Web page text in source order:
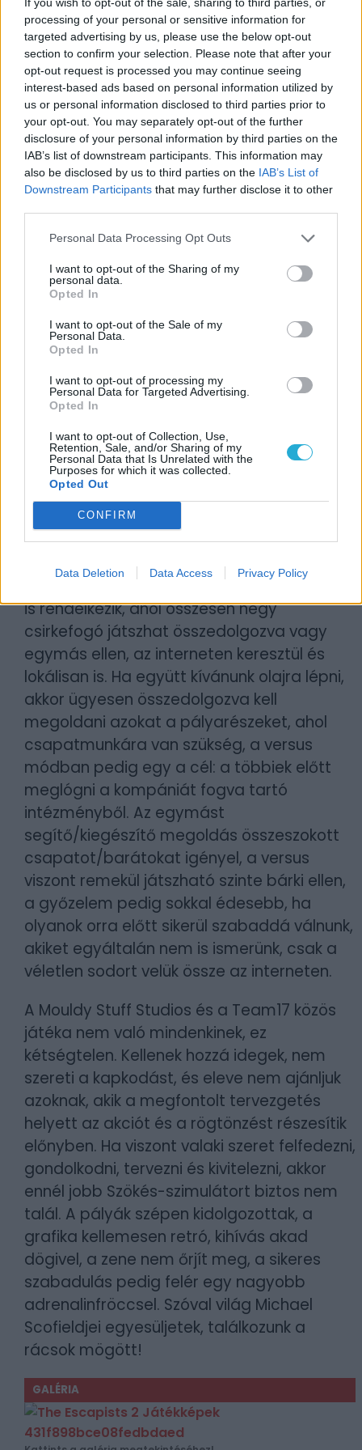
processing of your personal or sensitive information for
targeted advertising by us, please use the below opt-out
section to confirm your selection. Please note that after your
opt-out request is processed you may continue seeing
interest-based ads based on personal information utilized by
us or personal information disclosed to third parties prior to
your opt-out. You may separately opt-out of the further
disclosure of your personal information by third parties on the
IAB’s list of downstream participants. This information may
also be disclosed by us to third parties on the IAB’s List of
Downstream Participants that may further disclose it to other
Personal Data Processing Opt Outs
I want to opt-out of the Sharing of my
personal data.
Opted In
I want to opt-out of the Sale of my
Personal Data.
Opted In
I want to opt-out of processing my
Personal Data for Targeted Advertising.
Opted In
I want to opt-out of Collection, Use,
Retention, Sale, and/or Sharing of my
Personal Data that Is Unrelated with the
Purposes for which it was collected.
Opted Out
CONFIRM
Data Deletion Data Access Privacy Policy
riadó, ráadásul betömik a munkánkat, és
megyünk is vissza az startmezőre. Ha tehát
a padlón keresztül távoznánk, akkor
érdemes asztalt húzni a „kijárat” fölé, hogy
ne látszódjon, ha pedig a falat célozzuk
meg, akkor az ott tátongó üreghez
érdemes készíteni egy posztert, amivel
eltakarhatjuk a „munkánkat” – mondjuk a
Stephen King-rajongóknak ezt aligha kell
magyarázni.
A siker záloga a figyelem, a türelem és a
logika, és külön jó hír, hogy a második rész
készíthető tárgyakból és kínálkozó
lehetőségből is jóval többet nyújt, mint az
elődje, így hiába van „csak” tíz pálya, akár
azzal is hosszan el lehet szórakozni, hogy a
lehető legtöbb vagy a legfifikásabb módon
pattanjunk meg a falak közül. Azt pedig
talán mondanom sem kell, hogy az űrbe
telepített börtön elhagyásához kevés lesz
egy apró csákány és egy poszter, ami
eltakarja a lelkesen kikapart folyosónkat.
Egységben az erő?
A The Escapist 2 ráadásul nem csupán
egyjátékos móddal, de már multiplayerrel
is rendelkezik, ahol összesen négy
csirkefogó játszhat összedolgozva vagy
egymás ellen, az interneten keresztül és
lokálisan is. Ha együtt kívánunk olajra lépni,
akkor ügyesen összedolgozva kell
megoldani azokat a pályarészeket, ahol
csapatmunkára van szükség, a versus
módban pedig egy a cél: a többiek előtt
meglógni a kompániát fogva tartó
intézményből. Az egymást
segítő/kiegészítő megoldás összeszokott
csapatot/barátokat igényel, a versus
viszont remekül játszható szinte bárki ellen,
a győzelem pedig sokkal édesebb, ha
olyanok orra előtt sikerül szabaddá válnunk,
akiket egyáltalán nem is ismerünk, csak a
véletlen sodort velük össze az interneten.
A Mouldy Stuff Studios és a Team17 közös
játéka nem való mindenkinek, ez
kétségtelen. Kellenek hozzá idegek, nem
szereti a kapkodást, és eleve nem ajánljuk
azoknak, akik a megfontolt tervezgetés
helyett az akciót és a rögtönzést részesítik
előnyben. Ha viszont valaki szeret felfedezni,
gondolkodni, tervezni és kivitelezni, akkor
ennél jobb Szökés-szimulátort biztos nem
talál. A pályák szépen kidolgozottak, a
grafika kellemesen retró, kihívás akad
dögivel, a zene nem őrjít meg, a sikeres
szabadulás pedig felér egy nagyobb
adrenalinfröccsel. Szóval világ Michael
Scofieldjei egyesüljetek, találkozunk a
rácsok mögött!
GALÉRIA